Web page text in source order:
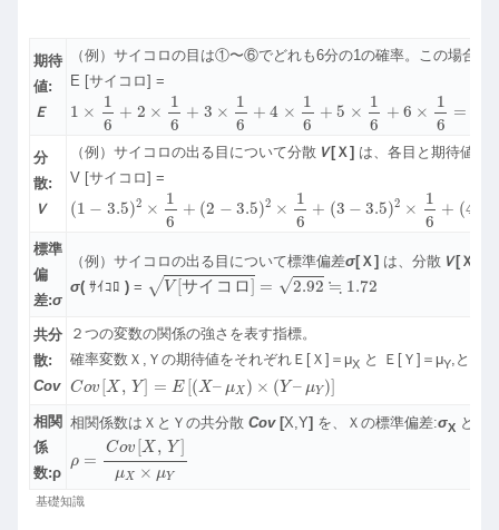
期待
値:
Ｅ
（例）サイコロの目は①〜⑥でどれも6分の1の確率。この場合の
E [サイコロ] =
1 ×
1
6
+ 2 ×
1
6
+ 3 ×
1
6
+ 4 ×
1
6
+ 5 ×
1
6
+ 6 ×
1
6
=
× 1 6+ 6 3× 16 6 3.5
分
散:
Ｖ
（例）サイコロの出る目について分散 Ｖ[Ｘ] は、各目と期待値
V [サイコロ] =
(1 − 3.5)2 ×
1
6
+ (2 − 3.5)2 ×
1
6
+ (3 − 3.5)2 ×
1
6
+ (4
− 3.5 1 +( 3.5 2×
標準
偏
差:σ
（例）サイコロの出る目について標準偏差σ[Ｘ] は、分散 Ｖ[Ｘ]
σ( ｻｲｺﾛ ) = √ V [サイ コ ロ] = √2.92 ≒ 1.72
[サイコロ]=2.92 ≒ 1.72
共分
散:
Cov
２つの変数の関係の強さを表す指標。
確率変数Ｘ,Ｙの期待値をそれぞれＥ[Ｘ]＝μX と Ｅ[Ｙ]＝μY ,とす
Cov [X , Y] = E [(X– μX ) × (Y – μY )]
Co [X, ]=E X–μ X) –μ )]
相関
係
数:ρ
相関係数はＸとＹの共分散 Cov [X,Y] を、Ｘの標準偏差:σX とＹ
ρ =
Cov [X , Y]
μX × μY
ov ,Y] X×
基礎知識